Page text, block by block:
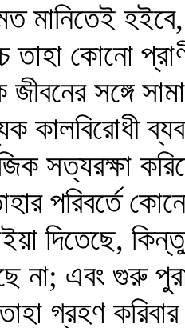
মানিতেই হইবে,
কোনো
সঙ্গে
কালবিরোধী
সত্যরক্ষা
পরিবর্তে
দিতেছে,
না; এবং গুরু
গ্রহণ